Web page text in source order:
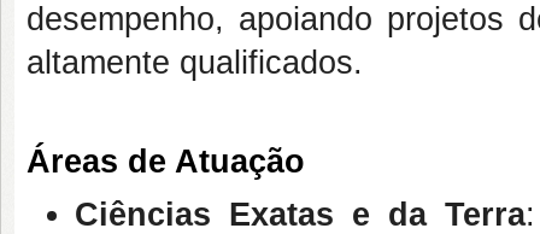
desempenho, apoiando projetos
altamente qualificados.
Áreas de Atuação
Ciências Exatas e da Terra